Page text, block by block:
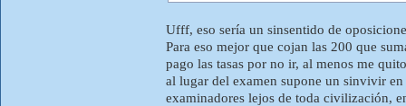
Ufff, eso sería un sinsentido de
Para eso mejor que cojan las 200 que
pago las tasas por no ir, al menos me
al lugar del examen supone un sinvivir
examinadores lejos de toda civilización,